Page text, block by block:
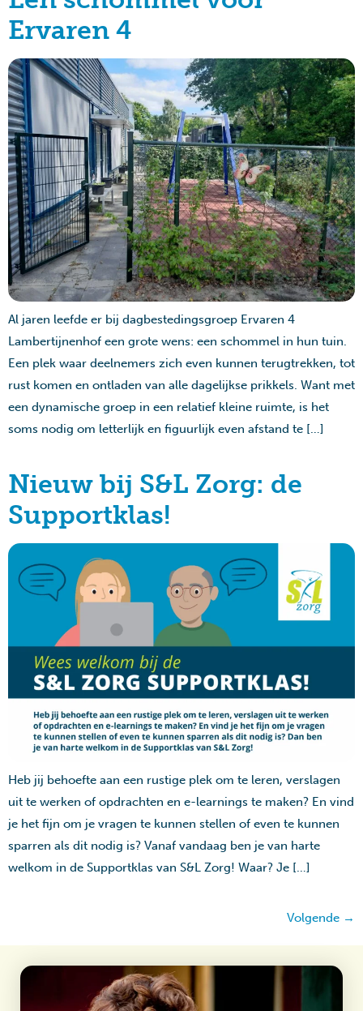
Ervaren 4
Al jaren leefde er bij dagbestedingsgroep Ervaren 4
Lambertijnenhof een grote wens: een schommel in hun tuin.
Een plek waar deelnemers zich even kunnen terugtrekken, tot
rust komen en ontladen van alle dagelijkse prikkels. Want met
een dynamische groep in een relatief kleine ruimte, is het
soms nodig om letterlijk en figuurlijk even afstand te […]
Nieuw bij S&L Zorg: de
Supportklas!
Heb jij behoefte aan een rustige plek om te leren, verslagen
uit te werken of opdrachten en e-learnings te maken? En vind
je het fijn om je vragen te kunnen stellen of even te kunnen
sparren als dit nodig is? Vanaf vandaag ben je van harte
welkom in de Supportklas van S&L Zorg! Waar? Je […]
Volgende →